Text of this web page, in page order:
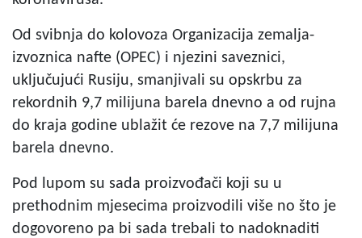
Od svibnja do kolovoza Organizacija zemalja-
izvoznica nafte (OPEC) i njezini saveznici,
uključujući Rusiju, smanjivali su opskrbu za
rekordnih 9,7 milijuna barela dnevno a od rujna
do kraja godine ublažit će rezove na 7,7 milijuna
barela dnevno.
Pod lupom su sada proizvođači koji su u
prethodnim mjesecima proizvodili više no što je
dogovoreno pa bi sada trebali to nadoknaditi